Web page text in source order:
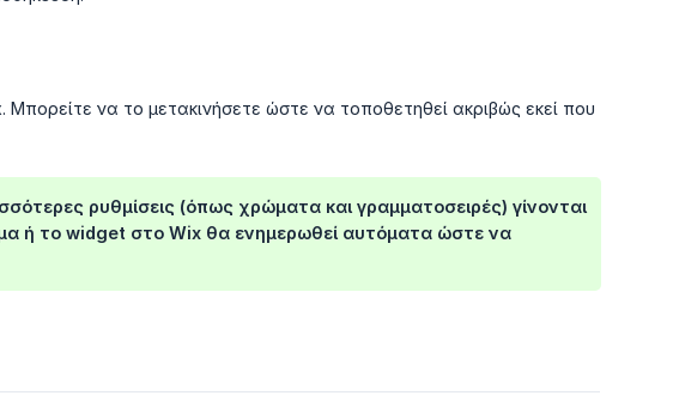
να το μετακινήσετε ώστε να τοποθετηθεί ακριβώς εκεί που
ρυθμίσεις (όπως χρώματα και γραμματοσειρές) γίνονται
ή το widget στο Wix θα ενημερωθεί αυτόματα ώστε να